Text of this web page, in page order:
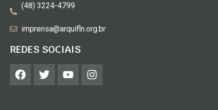
(48) 3224-4799
imprensa@arquifln.org.br
REDES SOCIAIS